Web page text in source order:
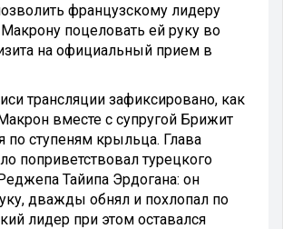
французскому лидеру
поцеловать ей руку во
на официальный прием в
трансляции зафиксировано, как
вместе с супругой Брижит
по ступеням крыльца. Глава
поприветствовал турецкого
Тайипа Эрдогана: он
дважды обнял и похлопал по
лидер при этом оставался